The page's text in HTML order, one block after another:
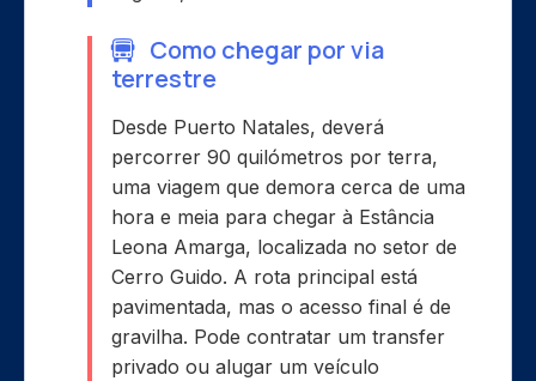
Como chegar por via
terrestre
Desde Puerto Natales, deverá
percorrer 90 quilómetros por terra,
uma viagem que demora cerca de uma
hora e meia para chegar à Estância
Leona Amarga, localizada no setor de
Cerro Guido. A rota principal está
pavimentada, mas o acesso final é de
gravilha. Pode contratar um transfer
privado ou alugar um veículo